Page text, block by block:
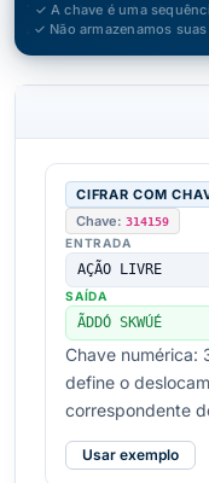
✓ A chave é uma
✓ Não armazenamos
CIFRAR COM
Chave: 314159
ENTRADA
AÇÃO LIVRE
SAÍDA
ÃDDÓ SKWÚÉ
Chave numérica:
define o
correspondente
Usar exemplo